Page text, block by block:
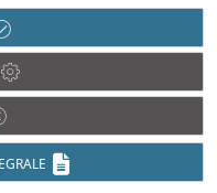
di Oderzo
della XX